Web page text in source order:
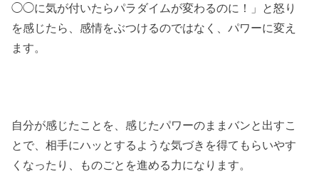
◯◯に気が付いたらパラダイムが変わるのに！」と怒り
を感じたら、感情をぶつけるのではなく、パワーに変え
ます。
自分が感じたことを、感じたパワーのままバンと出すこ
とで、相手にハッとするような気づきを得てもらいやす
くなったり、ものごとを進める力になります。